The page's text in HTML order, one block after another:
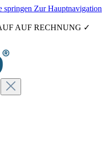
springen Zur Hauptnavigation
AUF RECHNUNG ✓